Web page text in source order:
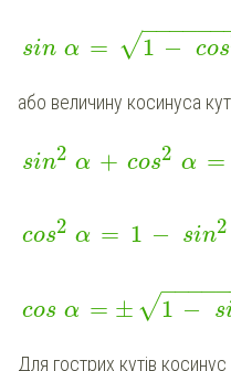
sin α = 1 − cos
−−−−−−
√
або величину косинуса
sin2 α + cos2 α =
cos2 α = 1 − sin2
cos α = ± 1 −
−−−−−
√
Для гострих кутів